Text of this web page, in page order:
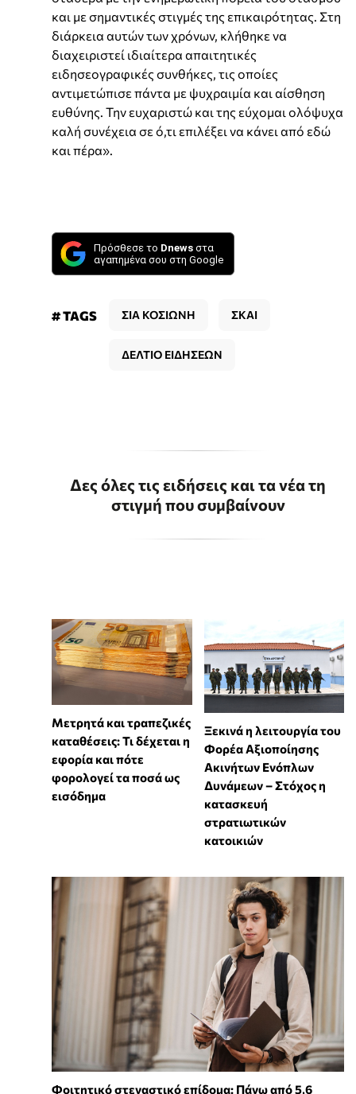
και με σημαντικές στιγμές της επικαιρότητας. Στη
διάρκεια αυτών των χρόνων, κλήθηκε να
διαχειριστεί ιδιαίτερα απαιτητικές
ειδησεογραφικές συνθήκες, τις οποίες
αντιμετώπισε πάντα με ψυχραιμία και αίσθηση
ευθύνης. Την ευχαριστώ και της εύχομαι ολόψυχα
καλή συνέχεια σε ό,τι επιλέξει να κάνει από εδώ
και πέρα».
Πρόσθεσε το Dnews στα
αγαπημένα σου στη Google
# TAGS ΣΙΑ ΚΟΣΙΩΝΗ ΣΚΑΙ
ΔΕΛΤΙΟ ΕΙΔΗΣΕΩΝ
Δες όλες τις ειδήσεις και τα νέα τη
στιγμή που συμβαίνουν
Μετρητά και τραπεζικές
καταθέσεις: Τι δέχεται η
εφορία και πότε
φορολογεί τα ποσά ως
εισόδημα
Ξεκινά η λειτουργία του
Φορέα Αξιοποίησης
Ακινήτων Ενόπλων
Δυνάμεων – Στόχος η
κατασκευή
στρατιωτικών
κατοικιών
Φοιτητικό στεγαστικό επίδομα: Πάνω από 5,6